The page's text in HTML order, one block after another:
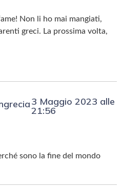
Non li ho mai mangiati,
greci. La prossima volta,
3 Maggio 2023 alle
21:56
sono la fine del mondo